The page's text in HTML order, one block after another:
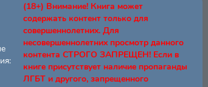
(18+) Внимание! Книга может
содержать контент только для
совершеннолетних. Для
несовершеннолетних просмотр данного
контента СТРОГО ЗАПРЕЩЕН! Если в
книге присутствует наличие пропаганды
ЛГБТ и другого, запрещенного